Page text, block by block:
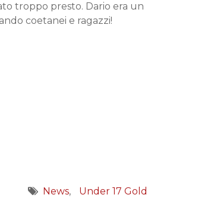
troppo presto. Dario era un
coetanei e ragazzi!
News Under 17 Gold